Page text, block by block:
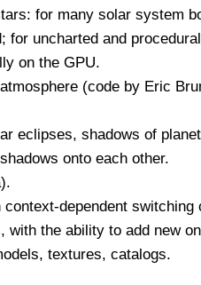
for many solar sys­tem
for unchar­ted and
on the GPU.
(code by Eric
eclip­ses, shadows of
onto each other.
depen­dent swit­ching
with the abili­ty to add new
tex­tures, cata­logs.